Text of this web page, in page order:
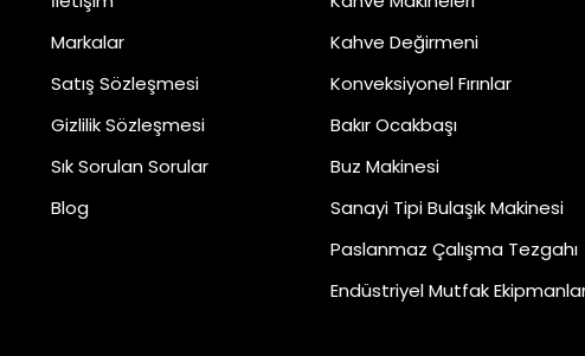
Markalar
Satış Sözleşmesi
Gizlilik Sözleşmesi
Sık Sorulan Sorular
Blog
Kahve Değirmeni
Konveksiyonel Fırınlar
Bakır Ocakbaşı
Buz Makinesi
Sanayi Tipi Bulaşık Makinesi
Paslanmaz Çalışma Tezgahı
Endüstriyel Mutfak